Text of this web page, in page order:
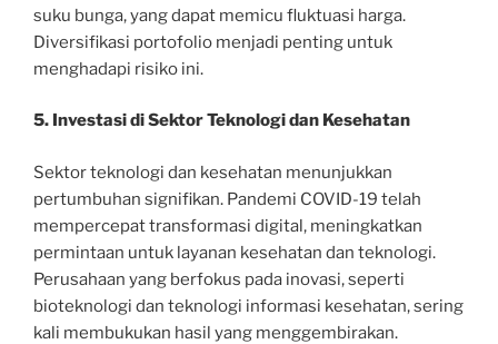
suku bunga, yang dapat memicu fluktuasi harga.
Diversifikasi portofolio menjadi penting untuk
menghadapi risiko ini.
5. Investasi di Sektor Teknologi dan Kesehatan
Sektor teknologi dan kesehatan menunjukkan
pertumbuhan signifikan. Pandemi COVID-19 telah
mempercepat transformasi digital, meningkatkan
permintaan untuk layanan kesehatan dan teknologi.
Perusahaan yang berfokus pada inovasi, seperti
bioteknologi dan teknologi informasi kesehatan, sering
kali membukukan hasil yang menggembirakan.